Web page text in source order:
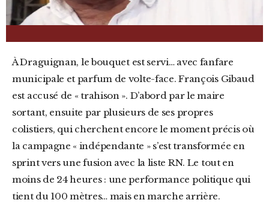
À Draguignan, le bouquet est servi… avec fanfare
municipale et parfum de volte-face. François Gibaud
est accusé de « trahison ». D’abord par le maire
sortant, ensuite par plusieurs de ses propres
colistiers, qui cherchent encore le moment précis où
la campagne « indépendante » s’est transformée en
sprint vers une fusion avec la liste RN. Le tout en
moins de 24 heures : une performance politique qui
tient du 100 mètres… mais en marche arrière.